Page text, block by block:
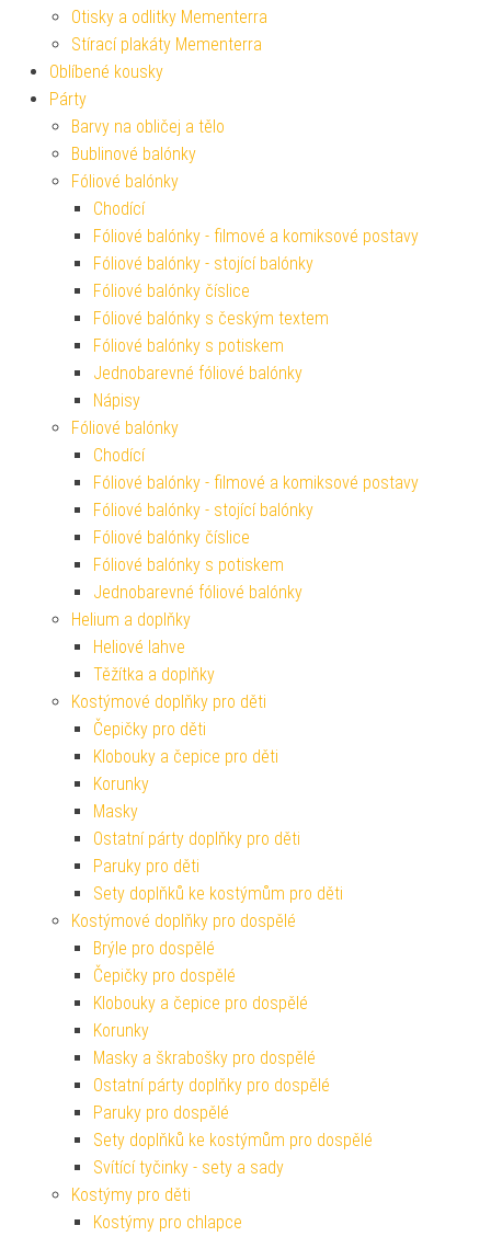
Otisky a odlitky Mementerra
Stírací plakáty Mementerra
Oblíbené kousky
Párty
Barvy na obličej a tělo
Bublinové balónky
Fóliové balónky
Chodící
Fóliové balónky - filmové a komiksové postavy
Fóliové balónky - stojící balónky
Fóliové balónky číslice
Fóliové balónky s českým textem
Fóliové balónky s potiskem
Jednobarevné fóliové balónky
Nápisy
Fóliové balónky
Chodící
Fóliové balónky - filmové a komiksové postavy
Fóliové balónky - stojící balónky
Fóliové balónky číslice
Fóliové balónky s potiskem
Jednobarevné fóliové balónky
Helium a doplňky
Heliové lahve
Těžítka a doplňky
Kostýmové doplňky pro děti
Čepičky pro děti
Klobouky a čepice pro děti
Korunky
Masky
Ostatní párty doplňky pro děti
Paruky pro děti
Sety doplňků ke kostýmům pro děti
Kostýmové doplňky pro dospělé
Brýle pro dospělé
Čepičky pro dospělé
Klobouky a čepice pro dospělé
Korunky
Masky a škrabošky pro dospělé
Ostatní párty doplňky pro dospělé
Paruky pro dospělé
Sety doplňků ke kostýmům pro dospělé
Svítící tyčinky - sety a sady
Kostýmy pro děti
Kostýmy pro chlapce